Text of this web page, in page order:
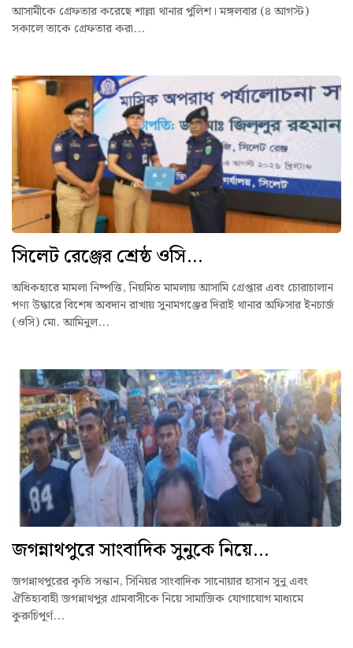
আসামীকে গ্রেফতার করেছে শাল্লা থানার পুলিশ। মঙ্গলবার (৪ আগস্ট)
সকালে তাকে গ্রেফতার করা...
সিলেট রেঞ্জের শ্রেষ্ঠ ওসি...
অধিকহারে মামলা নিষ্পত্তি, নিয়মিত মামলায় আসামি গ্রেপ্তার এবং চোরাচালান
পণ্য উদ্ধারে বিশেষ অবদান রাখায় সুনামগঞ্জের দিরাই থানার অফিসার ইনচার্জ
(ওসি) মো. আমিনুল...
জগন্নাথপুরে সাংবাদিক সুনুকে নিয়ে...
জগন্নাথপুরের কৃতি সন্তান, সিনিয়র সাংবাদিক সানোয়ার হাসান সুনু এবং
ঐতিহ্যবাহী জগন্নাথপুর গ্রামবাসীকে নিয়ে সামাজিক যোগাযোগ মাধ্যমে
কুরুচিপূর্ণ...